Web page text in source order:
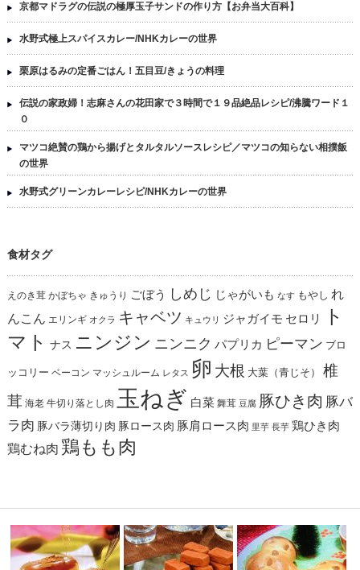
京都マドラグの伝説の極厚玉子サンドの作り方【お弁当大百科】
水野式極上スパイスカレー/NHKカレーの世界
栗原はるみの定番ごはん！五目豆/きょうの料理
伝説の家政婦！志麻さんの花田家で３時間で１９品絶品レシピ/沸騰ワード１
０
マツコ絶賛の鶏から揚げとタルタルソースレシピ／マツコの知らない相撲飯
の世界
水野式グリーンカレーレシピ/NHKカレーの世界
食材タグ
えのき茸 かぼちゃ きゅうり ごぼう しめじ じゃがいも なす もやし れ
んこん エリンギ オクラ キャベツ キュウリ ジャガイモ セロリ
ト
マト
ナス ニンジン ニンニク パプリカ ピーマン ブロ
ッコリー ベーコン マッシュルーム レタス 卵 大根 大葉（青じそ）
椎
茸 海老 牛切り落とし肉 玉ねぎ 白菜 舞茸 豆腐 豚ひき肉 豚バ
ラ肉 豚バラ薄切り肉 豚ロース肉 豚肩ロース肉 里芋 長芋 鶏ひき肉
鶏むね肉 鶏もも肉